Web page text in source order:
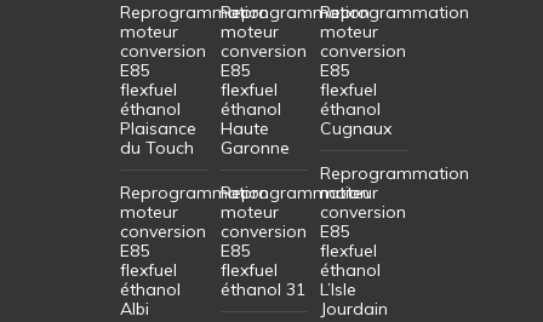
Reprogrammation
moteur
conversion
E85
flexfuel
éthanol
Plaisance
du Touch
Reprogrammation
moteur
conversion
E85
flexfuel
éthanol
Albi
Reprogrammation
moteur
conversion
E85
flexfuel
éthanol
Haute
Garonne
Reprogrammation
moteur
conversion
E85
flexfuel
éthanol 31
Reprogrammation
moteur
conversion
E85
flexfuel
éthanol
Cugnaux
Reprogrammation
moteur
conversion
E85
flexfuel
éthanol
L’Isle
Jourdain